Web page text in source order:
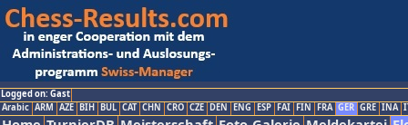
Logged on: Gast
Arabic ARM AZE BIH BUL CAT CHN CRO CZE DEN ENG ESP FAI FIN FRA GER GRE INA